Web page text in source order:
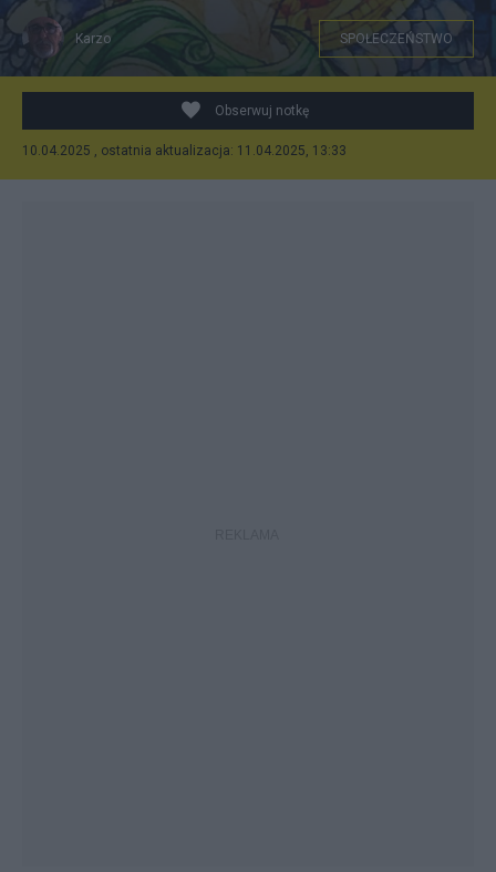
Karzo SPOŁECZEŃSTWO
Obserwuj notkę
10.04.2025 , ostatnia aktualizacja: 11.04.2025, 13:33